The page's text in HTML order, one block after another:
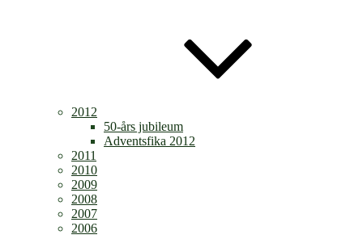
2012
50-års jubileum
Adventsfika 2012
2011
2010
2009
2008
2007
2006